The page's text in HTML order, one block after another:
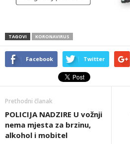
TAGOVI KORONAVIRUS
Facebook Twitter
Prethodni članak
POLICIJA NADZIRE U vožnji
nema mjesta za brzinu,
alkohol i mobitel